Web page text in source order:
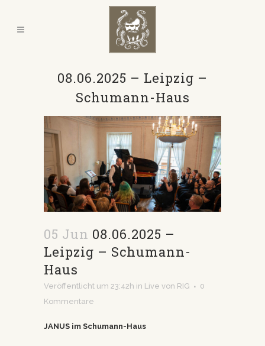
08.06.2025 – Leipzig –
Schumann-Haus
05 Jun 08.06.2025 –
Leipzig – Schumann-
Haus
Veröffentlicht um 23:42h in Live von RIG
0
Kommentare
JANUS im Schumann-Haus